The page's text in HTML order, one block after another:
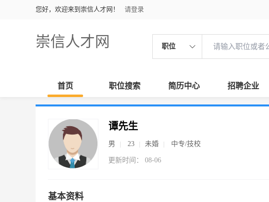
您好，欢迎来到崇信人才网！ 请登录
崇信人才网 职位
首页 职位搜索 简历中心 招聘企业
谭先生
男 23 未婚 中专/技校
更新时间： 08-06
基本资料